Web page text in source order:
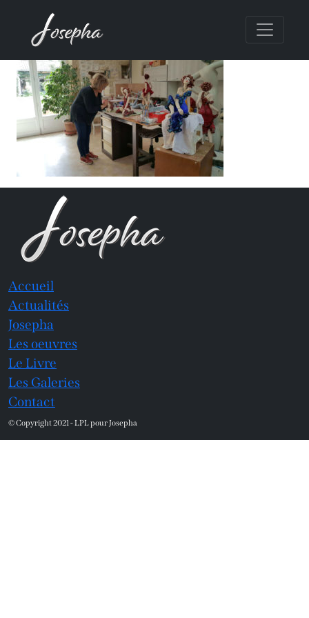
Accueil
Actualités
Josepha
Les oeuvres
Le Livre
Les Galeries
Contact
© Copyright 2021 - LPL pour Josepha